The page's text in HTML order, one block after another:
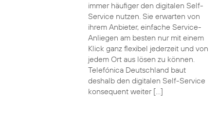
immer häufiger den digitalen Self-
Service nutzen. Sie erwarten von
ihrem Anbieter, einfache Service-
Anliegen am besten nur mit einem
Klick ganz flexibel jederzeit und von
jedem Ort aus lösen zu können.
Telefónica Deutschland baut
deshalb den digitalen Self-Service
konsequent weiter […]